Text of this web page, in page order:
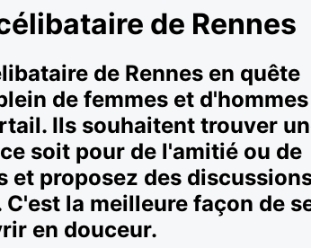
de Rennes
de Rennes en quête
de femmes et d'hommes
Ils souhaitent trouver
soit pour de l'amitié ou de
et proposez des
la meilleure façon de
en douceur.